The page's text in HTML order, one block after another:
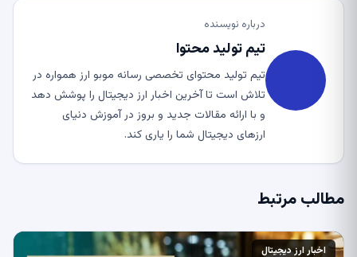
درباره نویسنده
تیم تولید محتوا
تیم تولید محتوای تخصصی رسانه موبو ارز همواره در
تلاش است تا آخرین اخبار ارز دیجیتال را پوشش دهد
و با ارائه مقالات جدید و بروز در آموزش دنیای
ارزهای دیجیتال شما را یاری کند.
مطالب مرتبط
اخبار ارز دیجیتال